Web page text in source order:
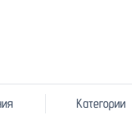
Категории